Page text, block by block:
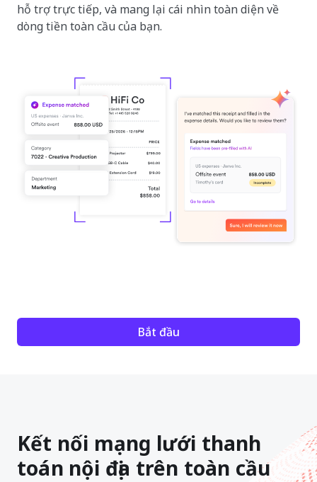
hỗ trợ trực tiếp, và mang lại cái nhìn toàn diện về
dòng tiền toàn cầu của bạn.
Bắt đầu
Kết nối mạng lưới thanh
toán nội địa trên toàn cầu